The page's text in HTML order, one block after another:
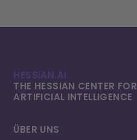
HESSIAN.AI
THE HESSIAN CENTER FOR
ARTIFICIAL INTELLI­GENCE
ÜBER UNS